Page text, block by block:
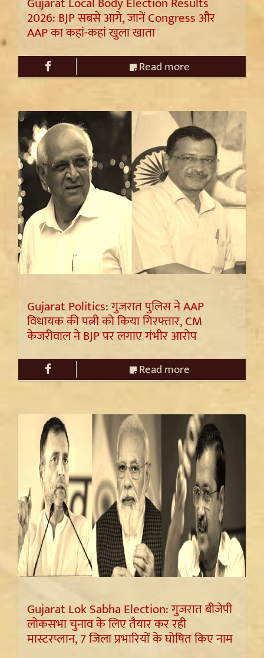
2026: BJP सबसे आगे, जानें Congress और
AAP का कहां-कहां खुला खाता
Read more
Gujarat Politics: गुजरात पुलिस ने AAP
विधायक की पत्नी को किया गिरफ्तार, CM
केजरीवाल ने BJP पर लगाए गंभीर आरोप
Read more
Gujarat Lok Sabha Election: गुजरात बीजेपी
लोकसभा चुनाव के लिए तैयार कर रही
मास्टरप्लान, 7 जिला प्रभारियों के घोषित किए नाम